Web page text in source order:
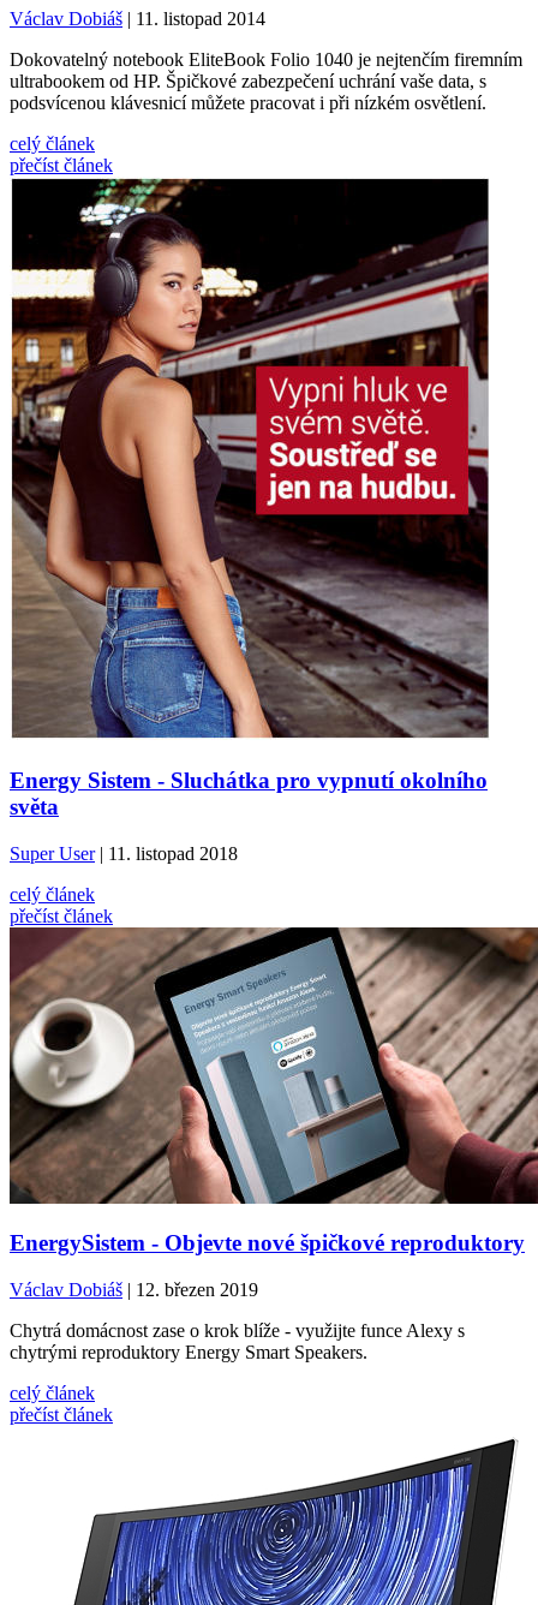
Václav Dobiáš | 11. listopad 2014
Dokovatelný notebook EliteBook Folio 1040 je nejtenčím firemním
ultrabookem od HP. Špičkové zabezpečení uchrání vaše data, s
podsvícenou klávesnicí můžete pracovat i při nízkém osvětlení.
celý článek
přečíst článek
Energy Sistem - Sluchátka pro vypnutí okolního
světa
Super User| 11. listopad 2018
celý článek
přečíst článek
EnergySistem - Objevte nové špičkové reproduktory
Václav Dobiáš | 12. březen 2019
Chytrá domácnost zase o krok blíže - využijte funce Alexy s
chytrými reproduktory Energy Smart Speakers.
celý článek
přečíst článek